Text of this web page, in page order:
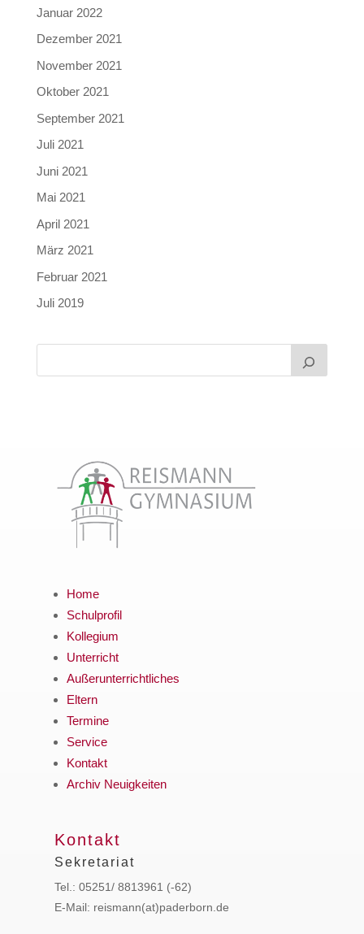
Januar 2022
Dezember 2021
November 2021
Oktober 2021
September 2021
Juli 2021
Juni 2021
Mai 2021
April 2021
März 2021
Februar 2021
Juli 2019
Home
Schulprofil
Kollegium
Unterricht
Außerunterrichtliches
Eltern
Termine
Service
Kontakt
Archiv Neuigkeiten
Kontakt
Sekretariat
Tel.: 05251/ 8813961 (-62)
E-Mail: reismann(at)paderborn.de